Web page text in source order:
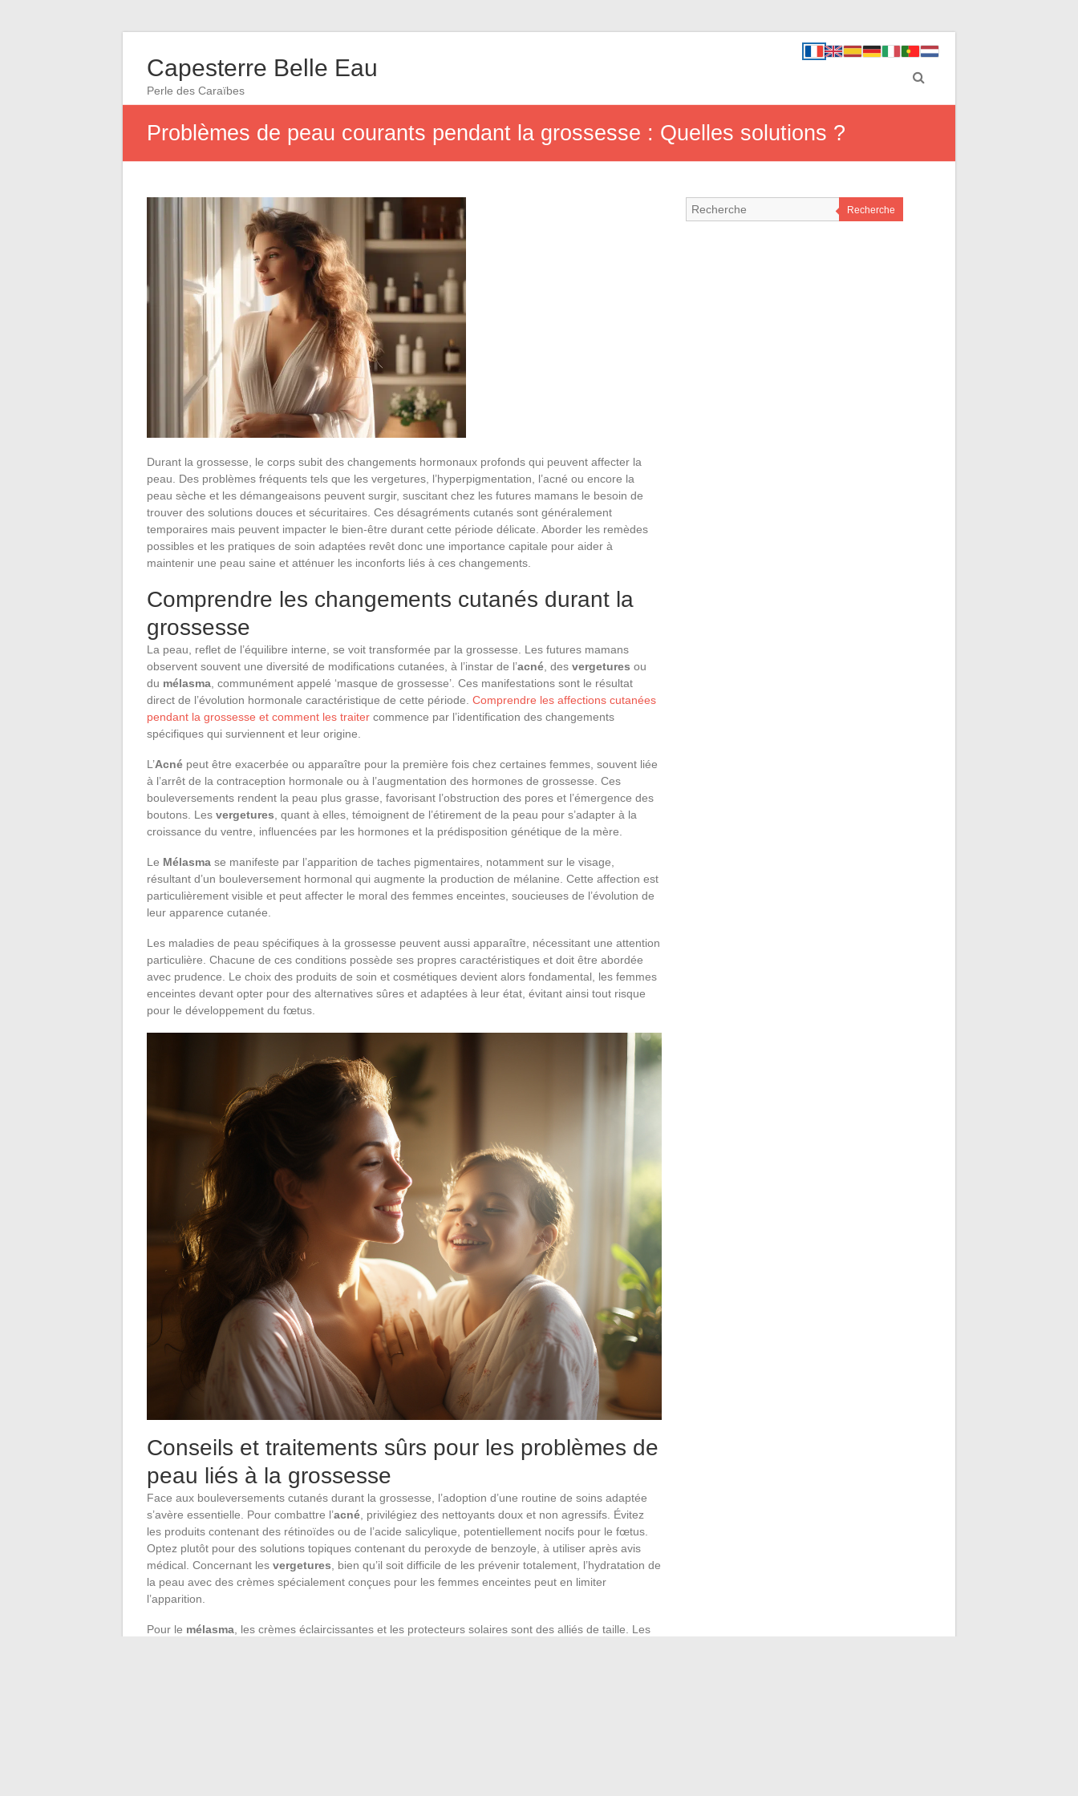
Capesterre Belle Eau
Perle des Caraïbes
Problèmes de peau courants pendant la grossesse : Quelles solutions ?
Durant la grossesse, le corps subit des changements hormonaux profonds qui peuvent affecter la
peau. Des problèmes fréquents tels que les vergetures, l’hyperpigmentation, l’acné ou encore la
peau sèche et les démangeaisons peuvent surgir, suscitant chez les futures mamans le besoin de
trouver des solutions douces et sécuritaires. Ces désagréments cutanés sont généralement
temporaires mais peuvent impacter le bien-être durant cette période délicate. Aborder les remèdes
possibles et les pratiques de soin adaptées revêt donc une importance capitale pour aider à
maintenir une peau saine et atténuer les inconforts liés à ces changements.
Comprendre les changements cutanés durant la
grossesse
La peau, reflet de l’équilibre interne, se voit transformée par la grossesse. Les futures mamans
observent souvent une diversité de modifications cutanées, à l’instar de l’acné , des vergetures ou
du mélasma , communément appelé ‘masque de grossesse’. Ces manifestations sont le résultat
direct de l’évolution hormonale caractéristique de cette période. Comprendre les affections cutanées
pendant la grossesse et comment les traiter commence par l’identification des changements
spécifiques qui surviennent et leur origine.
L’Acné peut être exacerbée ou apparaître pour la première fois chez certaines femmes, souvent liée
à l’arrêt de la contraception hormonale ou à l’augmentation des hormones de grossesse. Ces
bouleversements rendent la peau plus grasse, favorisant l’obstruction des pores et l’émergence des
boutons. Les vergetures , quant à elles, témoignent de l’étirement de la peau pour s’adapter à la
croissance du ventre, influencées par les hormones et la prédisposition génétique de la mère.
Le Mélasma se manifeste par l’apparition de taches pigmentaires, notamment sur le visage,
résultant d’un bouleversement hormonal qui augmente la production de mélanine. Cette affection est
particulièrement visible et peut affecter le moral des femmes enceintes, soucieuses de l’évolution de
leur apparence cutanée.
Les maladies de peau spécifiques à la grossesse peuvent aussi apparaître, nécessitant une attention
particulière. Chacune de ces conditions possède ses propres caractéristiques et doit être abordée
avec prudence. Le choix des produits de soin et cosmétiques devient alors fondamental, les femmes
enceintes devant opter pour des alternatives sûres et adaptées à leur état, évitant ainsi tout risque
pour le développement du fœtus.
Conseils et traitements sûrs pour les problèmes de
peau liés à la grossesse
Face aux bouleversements cutanés durant la grossesse, l’adoption d’une routine de soins adaptée
s’avère essentielle. Pour combattre l’acné , privilégiez des nettoyants doux et non agressifs. Évitez
les produits contenant des rétinoïdes ou de l’acide salicylique, potentiellement nocifs pour le fœtus.
Optez plutôt pour des solutions topiques contenant du peroxyde de benzoyle, à utiliser après avis
médical. Concernant les vergetures , bien qu’il soit difficile de les prévenir totalement, l’hydratation de
la peau avec des crèmes spécialement conçues pour les femmes enceintes peut en limiter
l’apparition.
Pour le mélasma , les crèmes éclaircissantes et les protecteurs solaires sont des alliés de taille. Les
Recherche